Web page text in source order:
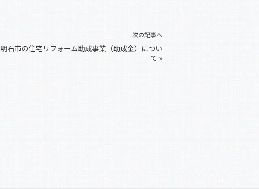
次の記事へ
明石市の住宅リフォーム助成事業（助成金）につい
て »